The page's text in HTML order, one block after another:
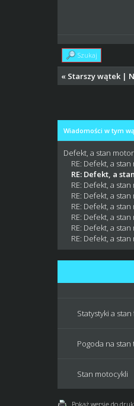
Szukaj
« Starszy wątek |
Wiadomości w tym
Defekt, a stan
RE: Defekt, a
RE: Defekt, a
RE: Defekt, a
RE: Defekt, a
RE: Defekt, a
RE: Defekt, a
RE: Defekt, a
RE: Defekt, a
Statystyki a
Pogoda na stan
Stan motocykli
Pokaż wersję do